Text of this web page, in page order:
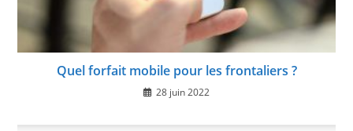
Quel forfait mobile pour les frontaliers ?
28 juin 2022